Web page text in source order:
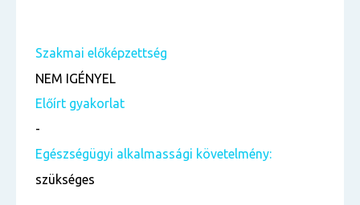
Szakmai előképzettség
NEM IGÉNYEL
Előírt gyakorlat
-
Egészségügyi alkalmassági követelmény:
szükséges